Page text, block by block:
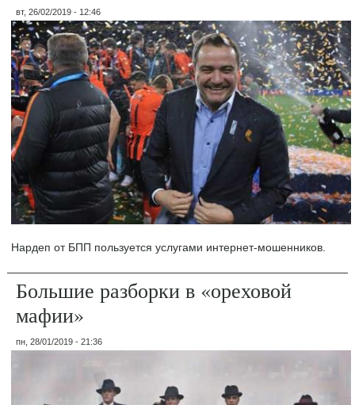
вт, 26/02/2019 - 12:46
Нардеп от БПП пользуется услугами интернет-мошенников.
Большие разборки в «ореховой
мафии»
пн, 28/01/2019 - 21:36